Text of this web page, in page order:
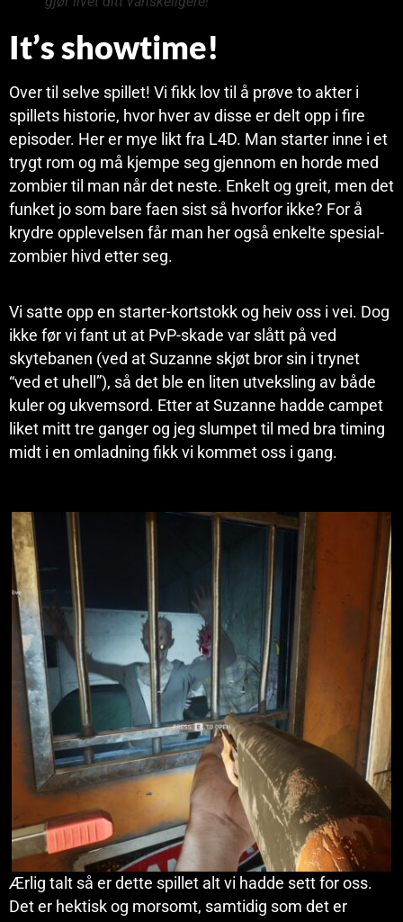
It’s showtime!
Over til selve spillet! Vi fikk lov til å prøve to akter i
spillets historie, hvor hver av disse er delt opp i fire
episoder. Her er mye likt fra L4D. Man starter inne i et
trygt rom og må kjempe seg gjennom en horde med
zombier til man når det neste. Enkelt og greit, men det
funket jo som bare faen sist så hvorfor ikke? For å
krydre opplevelsen får man her også enkelte spesial-
zombier hivd etter seg.
Vi satte opp en starter-kortstokk og heiv oss i vei. Dog
ikke før vi fant ut at PvP-skade var slått på ved
skytebanen (ved at Suzanne skjøt bror sin i trynet
“ved et uhell”), så det ble en liten utveksling av både
kuler og ukvemsord. Etter at Suzanne hadde campet
liket mitt tre ganger og jeg slumpet til med bra timing
midt i en omladning fikk vi kommet oss i gang.
Ærlig talt så er dette spillet alt vi hadde sett for oss.
Det er hektisk og morsomt, samtidig som det er